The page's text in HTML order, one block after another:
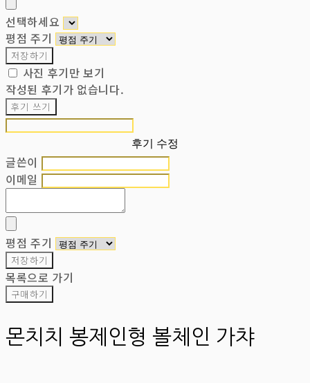
선택하세요
평점 주기
저장하기
사진 후기만 보기
작성된 후기가 없습니다.
후기 쓰기
후기 수정
글쓴이
이메일
평점 주기
저장하기
목록으로 가기
구매하기
몬치치 봉제인형 볼체인 가챠